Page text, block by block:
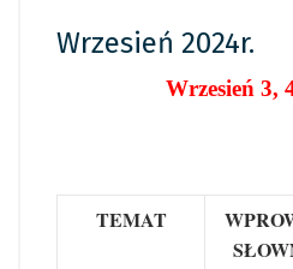
Wrzesień 2024r.
Wrzesień 3,
TEMAT